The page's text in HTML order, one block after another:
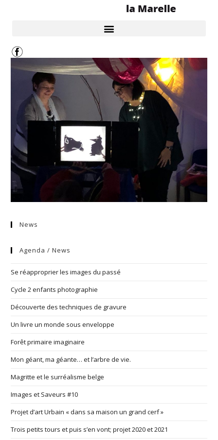
News
Agenda / News
Se réapproprier les images du passé
Cycle 2 enfants photographie
Découverte des techniques de gravure
Un livre un monde sous enveloppe
Forêt primaire imaginaire
Mon géant, ma géante… et l’arbre de vie.
Magritte et le surréalisme belge
Images et Saveurs #10
Projet d’art Urbain « dans sa maison un grand cerf »
Trois petits tours et puis s’en vont; projet 2020 et 2021